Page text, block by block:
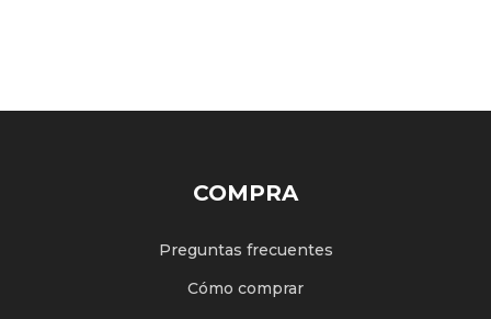
COMPRA
Preguntas frecuentes
Cómo comprar